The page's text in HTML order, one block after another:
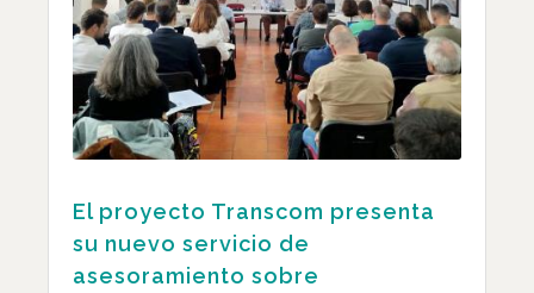
El proyecto Transcom presenta
su nuevo servicio de
asesoramiento sobre